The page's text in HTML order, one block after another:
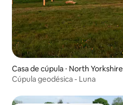
Casa de cúpula ⋅ North Yorkshire
Cúpula geodésica - Luna